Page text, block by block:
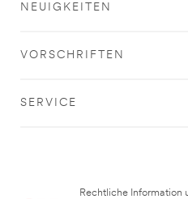
NEUIGKEITEN
VORSCHRIFTEN
SERVICE
Rechtliche Information